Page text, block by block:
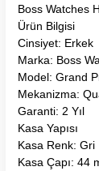
Boss Watches
Ürün Bilgisi
Cinsiyet: Erkek
Marka: Boss
Model: Grand
Mekanizma:
Garanti: 2 Yıl
Kasa Yapısı
Kasa Renk: Gri
Kasa Çapı: 44